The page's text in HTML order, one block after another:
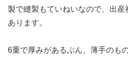
製で縫製もていねいなので、出
あります。
6重で厚みがあるぶん、薄手のも